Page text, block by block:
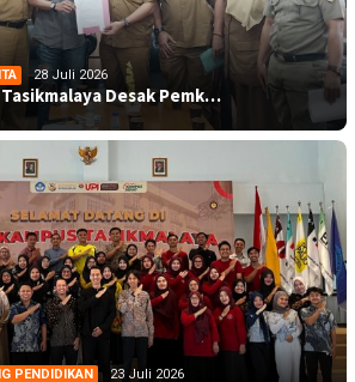
28 Juli 2026
Desak Pemk…
PENDIDIKAN 23 Juli 2026